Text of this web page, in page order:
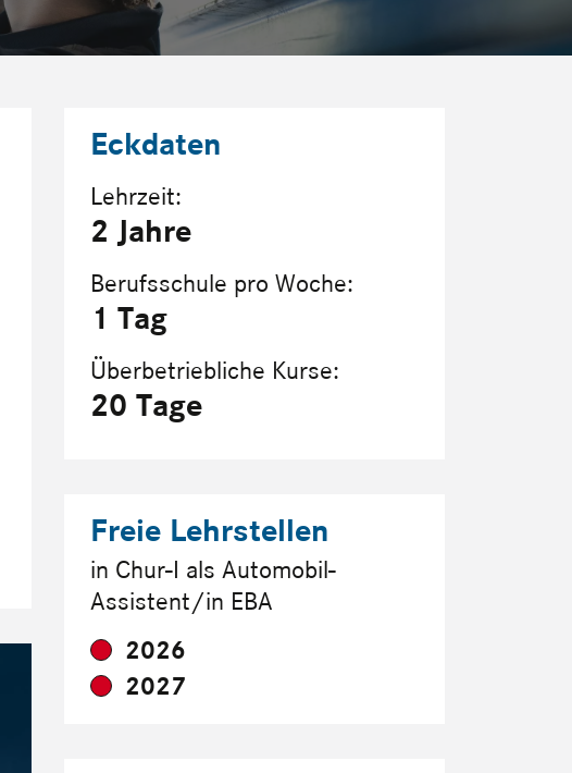
Eckdaten
Lehrzeit:
2 Jahre
Berufsschule pro Woche:
1 Tag
Überbetriebliche Kurse:
20 Tage
Freie Lehrstellen
in Chur-I als Automobil-
Assistent/in EBA
2026
2027